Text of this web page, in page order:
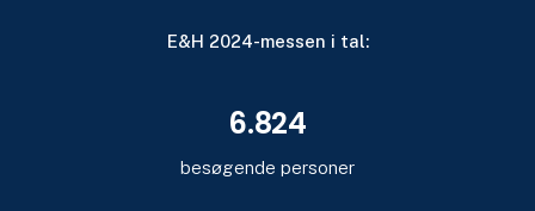
E&H 2024-messen i tal:
6.824
besøgende personer